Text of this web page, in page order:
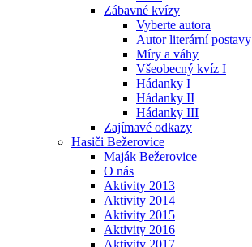
Zábavné kvízy
Vyberte autora
Autor literární postavy
Míry a váhy
Všeobecný kvíz I
Hádanky I
Hádanky II
Hádanky III
Zajímavé odkazy
Hasiči Bežerovice
Maják Bežerovice
O nás
Aktivity 2013
Aktivity 2014
Aktivity 2015
Aktivity 2016
Aktivity 2017